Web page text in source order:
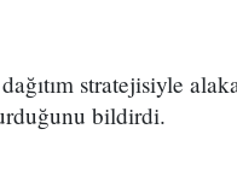
stratejisiyle
bildirdi.